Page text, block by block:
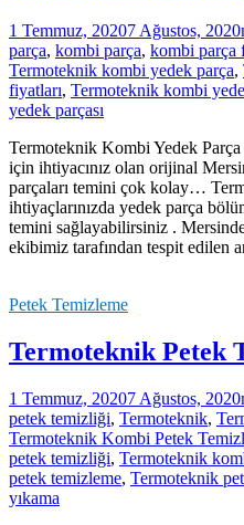
1 Temmuz, 20207 Ağustos, 2020
parça, kombi parça, kombi parça
Termoteknik kombi yedek parça,
fiyatları, Termoteknik kombi
yedek parçası
Termoteknik Kombi Yedek
için ihtiyacınız olan orijinal
parçaları temini çok kolay…
ihtiyaçlarınızda yedek parça
temini sağlayabilirsiniz .
ekibimiz tarafından tespit edilen
Petek Temizleme
Termoteknik Petek
1 Temmuz, 20207 Ağustos, 2020
petek temizliği, Termoteknik,
Termoteknik Kombi Petek
petek temizliği, Termoteknik
petek temizleme, Termoteknik
yıkama